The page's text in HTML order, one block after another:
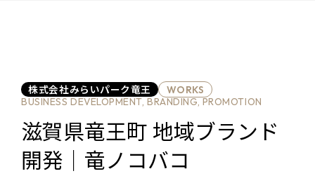
株式会社みらいパーク竜王
WORKS
BUSINESS DEVELOPMENT, BRANDING, PROMOTION
滋賀県竜王町 地域ブランド
開発｜竜ノコバコ